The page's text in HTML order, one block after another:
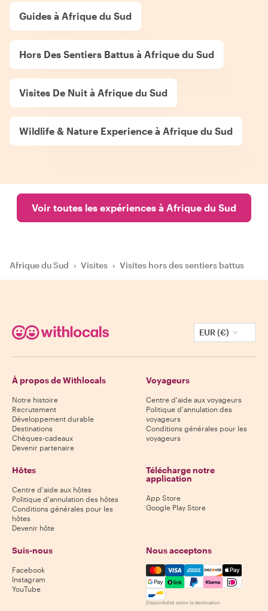
Guides à Afrique du Sud
Hors Des Sentiers Battus à Afrique du Sud
Visites De Nuit à Afrique du Sud
Wildlife & Nature Experience à Afrique du Sud
Voir toutes les expériences à Afrique du Sud
Afrique du Sud › Visites › Visites hors des sentiers battus
EUR (€)
À propos de Withlocals
Notre histoire
Recrutement
Développement durable
Destinations
Chèques-cadeaux
Devenir partenaire
Voyageurs
Centre d'aide aux voyageurs
Politique d'annulation des
voyageurs
Conditions générales pour les
voyageurs
Hôtes
Centre d'aide aux hôtes
Politique d'annulation des hôtes
Conditions générales pour les
hôtes
Devenir hôte
Télécharge notre
application
App Store
Google Play Store
Suis-nous
Facebook
Instagram
YouTube
Nous acceptons
Mastercard, Visa, Amex,
Disponibilité selon la destination